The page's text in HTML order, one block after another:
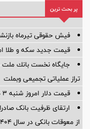
پر بحث ترین
فیش حقوقی تیرماه
قیمت جدید سکه و طلا امروز جمعه ۲
تراز عملیاتی تجمیعی وبملت
قیمت دلار امروز شنبه ۳ مرداد ۱۴۰۵/افزایش قیمت
از معوقات بانکی در سال ۱۴۰۴